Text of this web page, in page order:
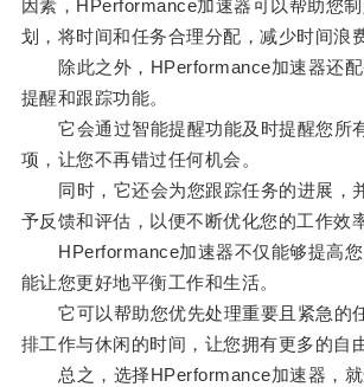
因素，HPerformance加速器可以帮助您
划，将时间和任务合理分配，减少时间浪
除此之外，HPerformance加速器还配
提醒和跟踪功能。
它会通过智能提醒功能及时提醒您所
项，让您不再错过任何机会。
同时，它还会为您跟踪任务的进展，
予反馈和评估，以便不断优化您的工作效
HPerformance加速器不仅能够提高您
能让您更好地平衡工作和生活。
它可以帮助您优先处理重要且紧急的
排工作与休闲的时间，让您拥有更多的自
总之，选择HPerformance加速器，就